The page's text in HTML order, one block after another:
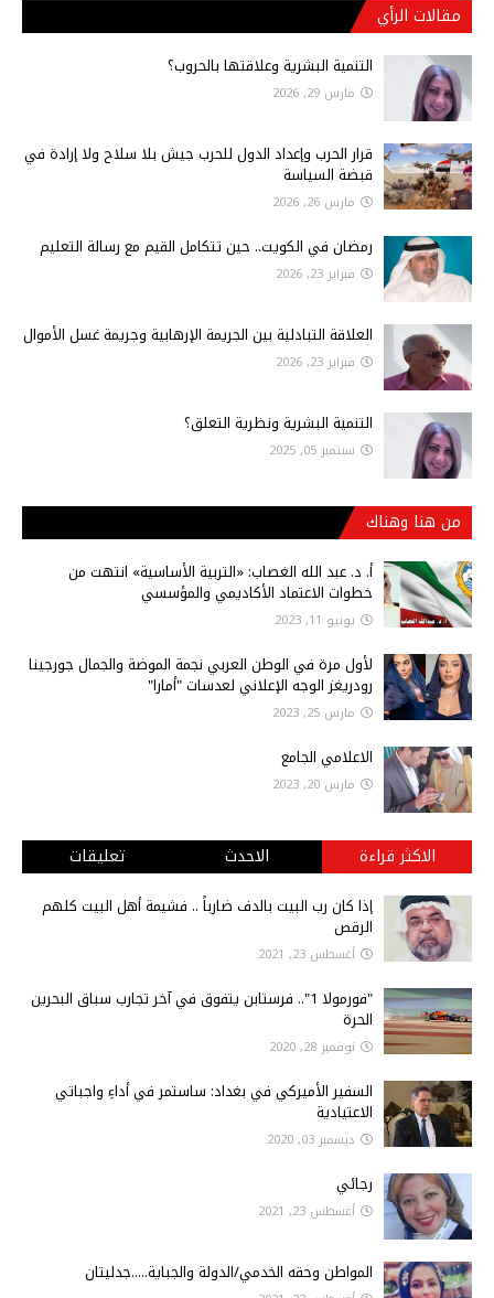
مقالات الرأي
التنمية البشرية وعلاقتها بالحروب؟
مارس 29, 2026
قرار الحرب وإعداد الدول للحرب جيش بلا سلاح ولا إرادة في
قبضة السياسة
مارس 26, 2026
رمضان في الكويت.. حين تتكامل القيم مع رسالة التعليم
فبراير 23, 2026
العلاقة التبادلية بين الجريمة الإرهابية وجريمة غسل الأموال
فبراير 23, 2026
التنمية البشرية ونظرية التعلق؟
سبتمبر 05, 2025
من هنا وهناك
أ‌. د. عبد الله الغصاب: «التربية الأساسية» انتهت من
خطوات الاعتماد الأكاديمي والمؤسسي
يونيو 11, 2023
لأول مرة في الوطن العربي نجمة الموضة والجمال جورجينا
رودريغز الوجه الإعلاني لعدسات "أمارا"
مارس 25, 2023
الاعلامي الجامع
مارس 20, 2023
الاكثر قراءة الاحدث تعليقات
إذا كان رب البيت بالدف ضارباً .. فشيمة أهل البيت كلهم
الرقص
أغسطس 23, 2021
"فورمولا 1".. فرستابن يتفوق في آخر تجارب سباق البحرين
الحرة
نوفمبر 28, 2020
السفير الأميركي في بغداد: ساستمر في أداءِ واجباتي
الاعتيادية
ديسمبر 03, 2020
رجائي
أغسطس 23, 2021
المواطن وحقه الخدمي/الدولة والجباية.....جدليتان